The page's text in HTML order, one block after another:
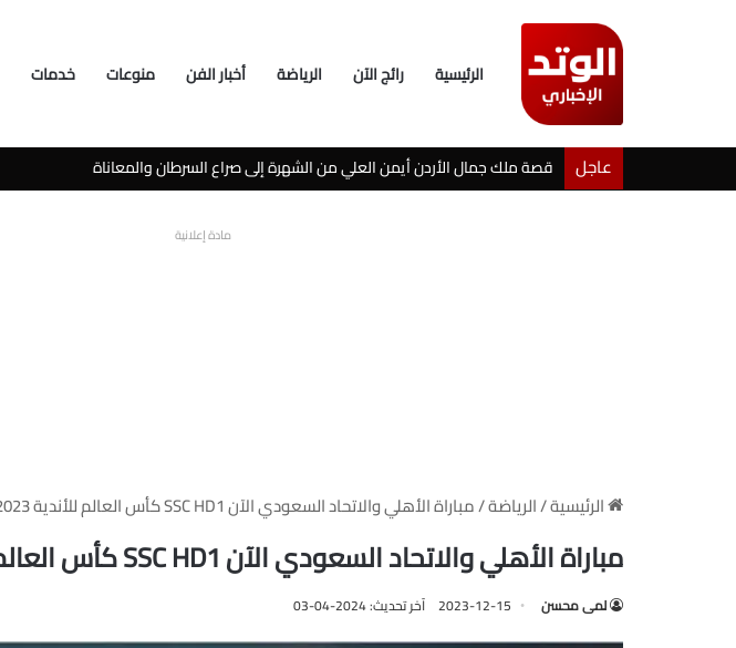
الرئيسية رائج الآن الرياضة أخبار الفن منوعات خدمات
عاجل
خطوبة شيرين بيوتي وأسامة مروة تثير ضجة على السوشيال ميديا
مادة إعلانية
الرئيسية/الرياضة/مباراة الأهلي والاتحاد السعودي الآن SSC HD1 كأس العالم للأندية 2023
مباراة الأهلي والاتحاد السعودي الآن SSC HD1 كأس العالم للأندية 2023
لمى محسن 2023-12-15 آخر تحديث: 2024-04-03